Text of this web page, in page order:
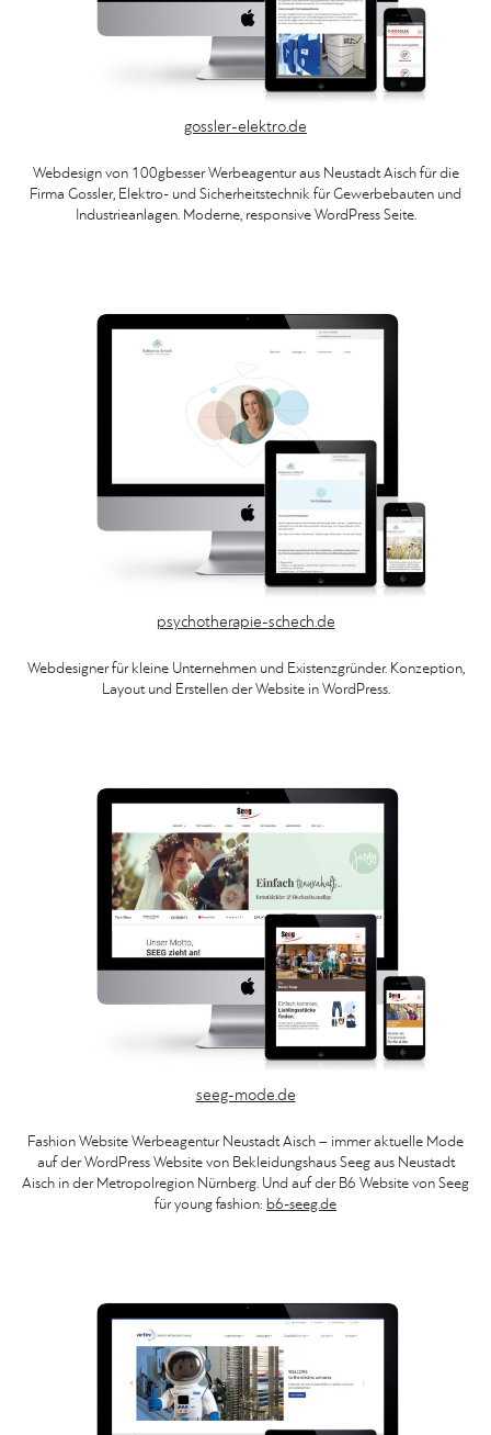
gossler-elektro.de
Webdesign von 100gbesser Werbeagentur aus Neustadt Aisch für die
Firma Gossler, Elektro- und Sicherheitstechnik für Gewerbebauten und
Industrieanlagen. Moderne, responsive WordPress Seite.
psychotherapie-schech.de
Webdesigner für kleine Unternehmen und Existenzgründer. Konzeption,
Layout und Erstellen der Website in WordPress.
seeg-mode.de
Fashion Website Werbeagentur Neustadt Aisch – immer aktuelle Mode
auf der WordPress Website von Bekleidungshaus Seeg aus Neustadt
Aisch in der Metropolregion Nürnberg. Und auf der B6 Website von Seeg
für young fashion: b6-seeg.de